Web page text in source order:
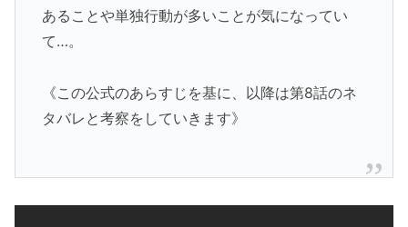
あることや単独行動が多いことが気になってい
て…。
《この公式のあらすじを基に、以降は第8話のネ
タバレと考察をしていきます》